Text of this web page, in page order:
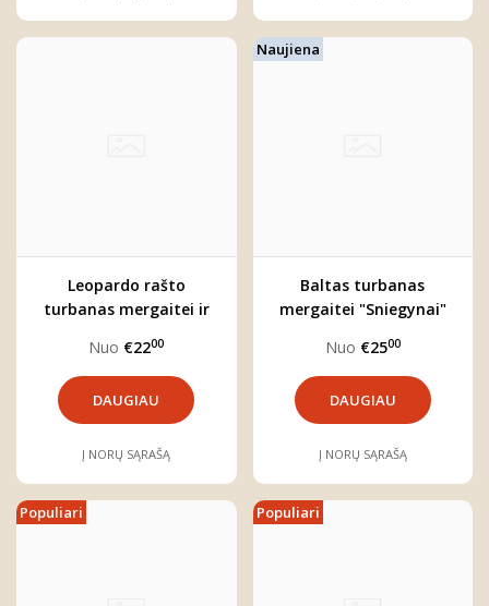
Leopardo rašto
turbanas mergaitei ir
Nuo €2200
DAUGIAU
Į NORŲ SĄRAŠĄ
Naujiena
Baltas turbanas
mergaitei "Sniegynai"
Nuo €2500
DAUGIAU
Į NORŲ SĄRAŠĄ
Populiari Populiari